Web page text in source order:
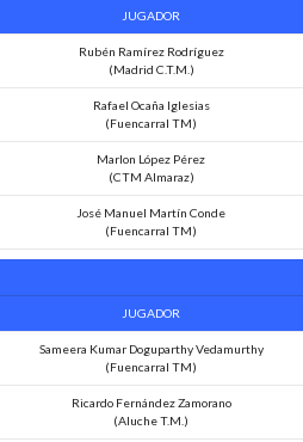
JUGADOR
Rubén Ramírez Rodríguez
(Madrid C.T.M.)
Rafael Ocaña Iglesias
(Fuencarral TM)
Marlon López Pérez
(CTM Almaraz)
José Manuel Martín Conde
(Fuencarral TM)
JUGADOR
Sameera Kumar Doguparthy Vedamurthy
(Fuencarral TM)
Ricardo Fernández Zamorano
(Aluche T.M.)